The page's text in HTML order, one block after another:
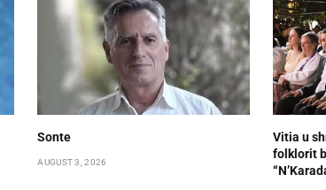
Sonte
AUGUST 3, 2026
Vitia u
folklorit